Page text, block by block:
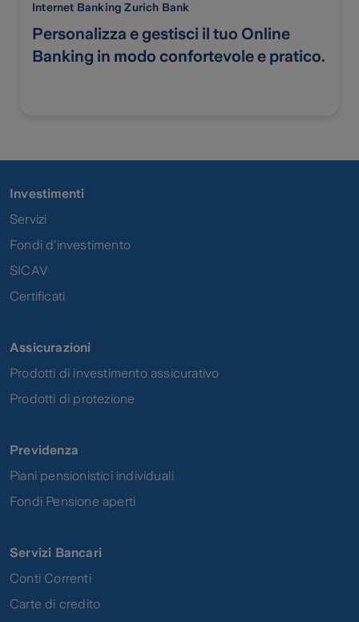
Internet Banking Zurich Bank
Personalizza e gestisci il tuo Online
Banking in modo confortevole e pratico.
Investimenti
Servizi
Fondi d'investimento
SICAV
Certificati
Assicurazioni
Prodotti di investimento assicurativo
Prodotti di protezione
Previdenza
Piani pensionistici individuali
Fondi Pensione aperti
Servizi Bancari
Conti Correnti
Carte di credito